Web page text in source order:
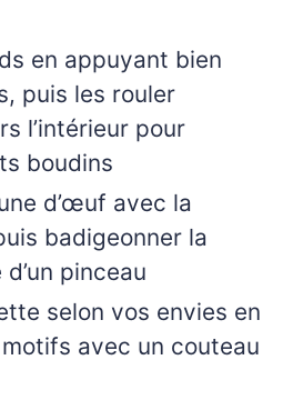
en appuyant bien
puis les rouler
l’intérieur pour
boudins
d’œuf avec la
badigeonner la
pinceau
selon vos envies en
avec un couteau